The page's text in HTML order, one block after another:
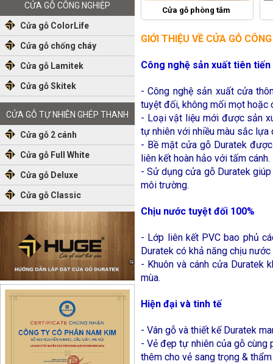
CỬA GỖ CÔNG NGHIỆP
Cửa gỗ ColorLife
Cửa gỗ chống cháy
Cửa gỗ Lamitek
Cửa gỗ Skitek
CỬA GỖ TỰ NHIÊN GHÉP THANH
Cửa gỗ 2 cánh
Cửa gỗ Full White
Cửa gỗ Deluxe
Cửa gỗ Classic
Cửa gỗ phòng tắm
GIỚI THIỆU VỀ CỬA GỖ
Công nghệ sản xuất tiên
- Công nghệ sản xuất cửa
tuyệt đối, không mối mọt hoặc
- Loại vật liệu mới được sản
tự nhiên với nhiều màu sắc lựa
- Bề mặt cửa gỗ Duratek
liên kết hoàn hảo với tấm
- Sử dụng cửa gỗ Duratek
môi trường.
Chịu nước tuyệt đối 100%
- Lớp liên kết PVC bao phủ
Duratek có khả năng chịu
- Khuôn và cánh cửa Duratek
mùa.
Hiện đại và tinh tế
- Vân gỗ và thiết kế Duratek
- Vẻ đẹp tự nhiên của gỗ cùng
thêm cho vẻ sang trọng &